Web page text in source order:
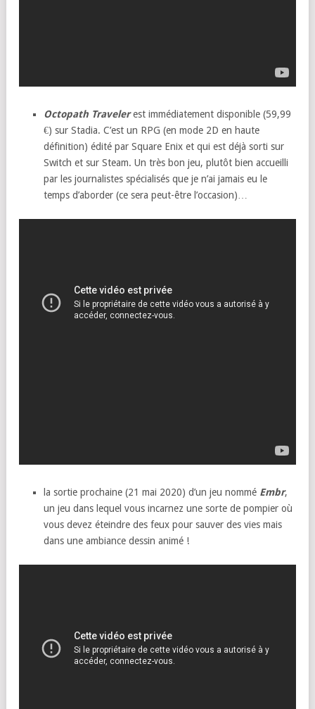
Octopath Travelerest immédiatement disponible (59,99
€) sur Stadia. C’est un RPG (en mode 2D en haute
définition) édité par Square Enix et qui est déjà sorti sur
Switch et sur Steam. Un très bon jeu, plutôt bien accueilli
par les journalistes spécialisés que je n’ai jamais eu le
temps d’aborder (ce sera peut-être l’occasion)…
la sortie prochaine (21 mai 2020) d’un jeu nommé Embr,
un jeu dans lequel vous incarnez une sorte de pompier où
vous devez éteindre des feux pour sauver des vies mais
dans une ambiance dessin animé !